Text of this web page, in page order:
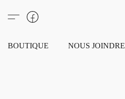
BOUTIQUE NOUS JOINDRE